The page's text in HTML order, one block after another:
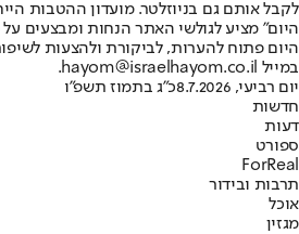
לקבל אותם גם בניוזלטר. מועדון ההטבות
היום" מציע לגולשי האתר הנחות ומבצעים על
היום פתוח להערות, לביקורת ולהצעות
במייל hayom@israelhayom.co.il.
יום רביעי, 8.7.2026
כ"ג בתמוז תשפ"ו
חדשות
דעות
ספורט
ForReal
תרבות ובידור
אוכל
מגזין